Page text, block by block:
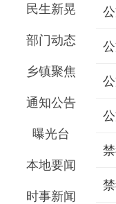
民生新晃
部门动态
乡镇聚焦
通知公告
曝光台
本地要闻
时事新闻